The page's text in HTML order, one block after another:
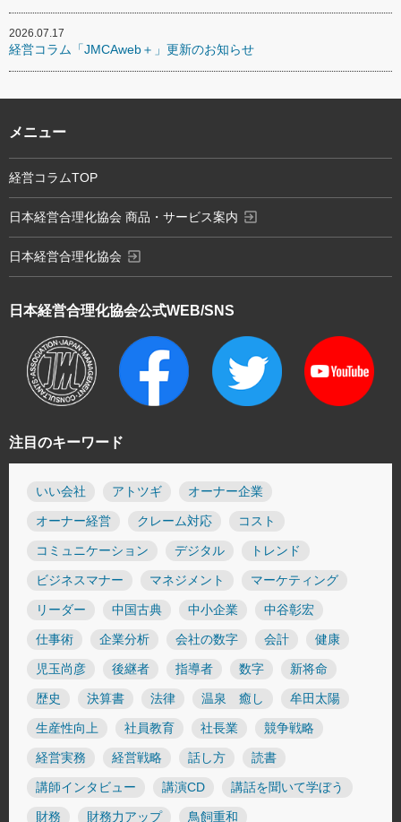
2026.07.17
経営コラム「JMCAweb＋」更新のお知らせ
注目のキーワード
いい会社 アトツギ オーナー企業
オーナー経営 クレーム対応 コスト
コミュニケーション デジタル トレンド
ビジネスマナー マネジメント マーケティング
リーダー 中国古典 中小企業 中谷彰宏
仕事術 企業分析 会社の数字 会計 健康
児玉尚彦 後継者 指導者 数字 新将命
歴史 決算書 法律 温泉 癒し 牟田太陽
生産性向上 社員教育 社長業 競争戦略
経営実務 経営戦略 話し方 読書
講師インタビュー 講演CD 講話を聞いて学ぼう
財務 財務力アップ 鳥飼重和
日本経営合理化協会公式WEB/SNS
メニュー
経営コラムTOP
日本経営合理化協会 商品・サービス案内 exit_to_app
日本経営合理化協会 exit_to_app